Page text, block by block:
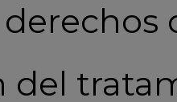
del